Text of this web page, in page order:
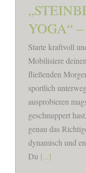
YOGA“
Starte kraftvoll
Mobilisiere
fließenden
sportlich
ausprobieren
geschnuppert
genau das
dynamisch und
Du [...]